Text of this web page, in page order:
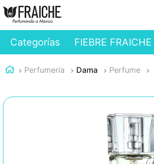
Categorías FIEBRE FRAICHE
Perfumería Dama Perfume